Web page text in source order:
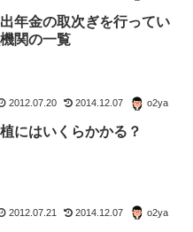
年金の取次ぎを行ってい
関の一覧
2012.07.20 2014.12.07 o2ya
にはいくらかかる？
2012.07.21 2014.12.07 o2ya